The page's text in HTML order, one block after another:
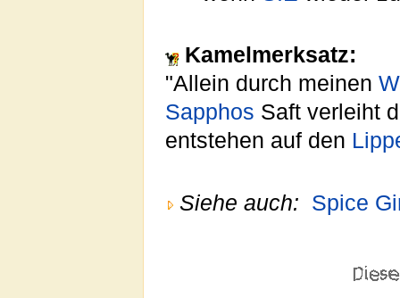
Kamelmerksatz:
"Allein durch meinen
Sapphos Saft verleiht
entstehen auf den
Siehe auch: Spice